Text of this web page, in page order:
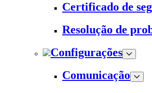
Certificado de
Resolução de
Configurações
Comunicação